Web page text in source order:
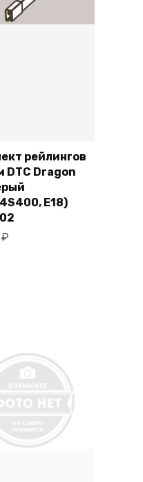
В корзину
рейлингов
DTC Dragon
E18)
₽